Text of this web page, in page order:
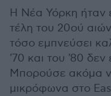
Η Νέα Υόρκη ήταν
τέλη του 20ού
τόσο εμπνεύσει
'70 και του '80 δεν
Μπορούσε ακόμα
μικρόφωνα στο